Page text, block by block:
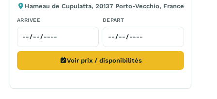
Hameau de Cupulatta, 20137 Porto-Vecchio, France
ARRIVEE DEPART
Voir prix / disponibilités